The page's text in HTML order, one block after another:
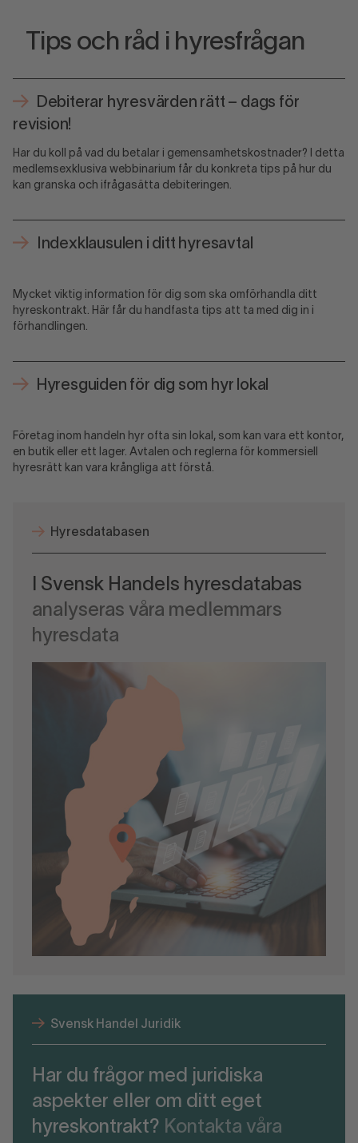
Tips och råd i hyresfrågan
Debiterar hyresvärden rätt – dags för
revision!
Har du koll på vad du betalar i gemensamhetskostnader? I detta
medlemsexklusiva webbinarium får du konkreta tips på hur du
kan granska och ifrågasätta debiteringen.
Indexklausulen i ditt hyresavtal
Mycket viktig information för dig som ska omförhandla ditt
hyreskontrakt. Här får du handfasta tips att ta med dig in i
förhandlingen.
Hyresguiden för dig som hyr lokal
Företag inom handeln hyr ofta sin lokal, som kan vara ett kontor,
en butik eller ett lager. Avtalen och reglerna för kommersiell
hyresrätt kan vara krångliga att förstå.
Hyresdatabasen
I Svensk Handels hyresdatabas
analyseras våra medlemmars
hyresdata
Svensk Handel Juridik
Har du frågor med juridiska
aspekter eller om ditt eget
hyreskontrakt? Kontakta våra